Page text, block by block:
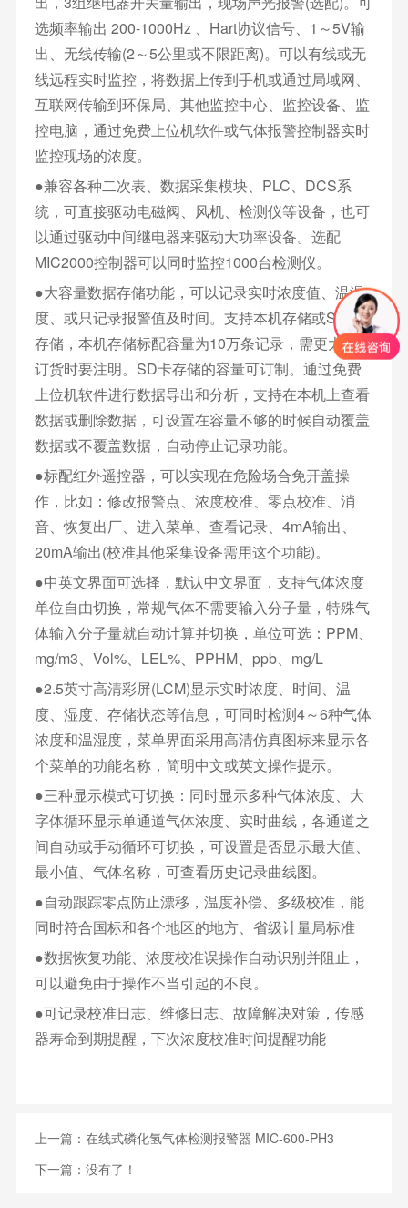
选频率输出 200-1000Hz 、Hart协议信号、1～5V输
出、无线传输(2～5公里或不限距离)。可以有线或无
线远程实时监控，将数据上传到手机或通过局域网、
互联网传输到环保局、其他监控中心、监控设备、监
控电脑，通过免费上位机软件或气体报警控制器实时
监控现场的浓度。
●兼容各种二次表、数据采集模块、PLC、DCS系
统，可直接驱动电磁阀、风机、检测仪等设备，也可
以通过驱动中间继电器来驱动大功率设备。选配
MIC2000控制器可以同时监控1000台检测仪。
●大容量数据存储功能，可以记录实时浓度值、温湿
度、或只记录报警值及时间。支持本机存储或SD卡
存储，本机存储标配容量为10万条记录，需更大容量
订货时要注明。SD卡存储的容量可订制。通过免费
上位机软件进行数据导出和分析，支持在本机上查看
数据或删除数据，可设置在容量不够的时候自动覆盖
数据或不覆盖数据，自动停止记录功能。
●标配红外遥控器，可以实现在危险场合免开盖操
作，比如：修改报警点、浓度校准、零点校准、消
音、恢复出厂、进入菜单、查看记录、4mA输出、
20mA输出(校准其他采集设备需用这个功能)。
●中英文界面可选择，默认中文界面，支持气体浓度
单位自由切换，常规气体不需要输入分子量，特殊气
体输入分子量就自动计算并切换，单位可选：PPM、
mg/m3、Vol%、LEL%、PPHM、ppb、mg/L
●2.5英寸高清彩屏(LCM)显示实时浓度、时间、温
度、湿度、存储状态等信息，可同时检测4～6种气体
浓度和温湿度，菜单界面采用高清仿真图标来显示各
个菜单的功能名称，简明中文或英文操作提示。
●三种显示模式可切换：同时显示多种气体浓度、大
字体循环显示单通道气体浓度、实时曲线，各通道之
间自动或手动循环可切换，可设置是否显示最大值、
最小值、气体名称，可查看历史记录曲线图。
●自动跟踪零点防止漂移，温度补偿、多级校准，能
同时符合国标和各个地区的地方、省级计量局标准
●数据恢复功能、浓度校准误操作自动识别并阻止，
可以避免由于操作不当引起的不良。
●可记录校准日志、维修日志、故障解决对策，传感
器寿命到期提醒，下次浓度校准时间提醒功能
上一篇： 在线式磷化氢气体检测报警器 MIC-600-PH3
下一篇：没有了！